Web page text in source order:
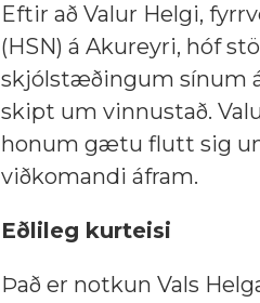
Eftir að Valur Helgi,
(HSN) á Akureyri, hóf
skjólstæðingum sínum
skipt um vinnustað.
honum gætu flutt sig
viðkomandi áfram.
Eðlileg kurteisi
Það er notkun Vals